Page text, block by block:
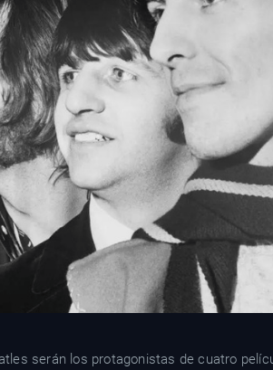
serán los protagonistas de cuatro